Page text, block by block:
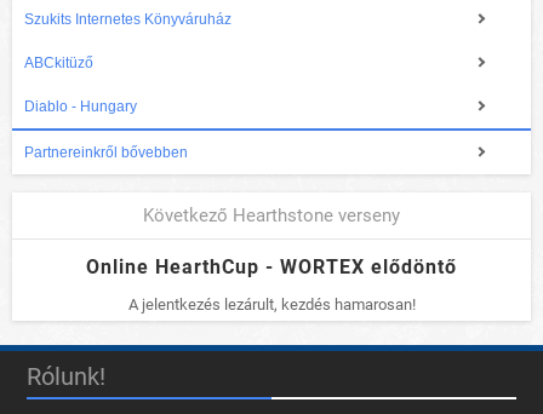
Szukits Internetes Könyváruház
ABCkitüző
Diablo - Hungary
Partnereinkről bővebben
Következő Hearthstone verseny
Online HearthCup - WORTEX elődöntő
A jelentkezés lezárult, kezdés hamarosan!
Rólunk!